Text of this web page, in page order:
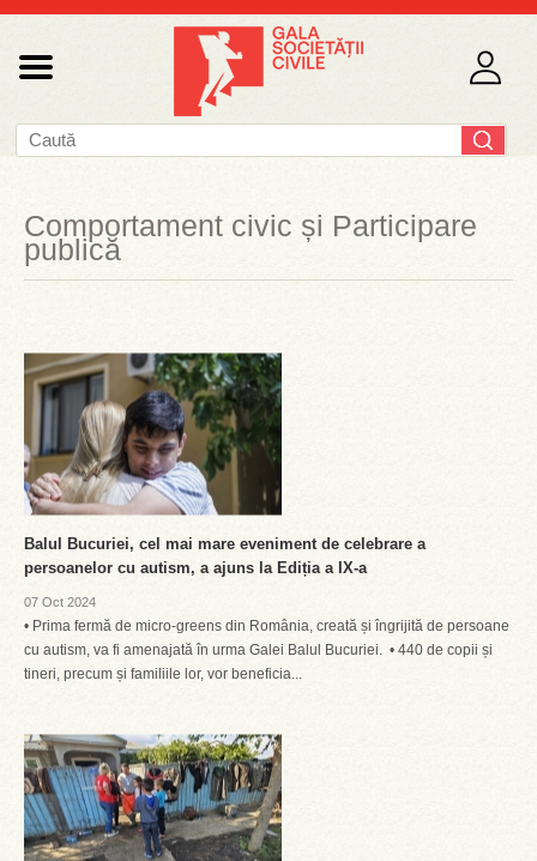
Comportament civic și Participare
publică
Balul Bucuriei, cel mai mare eveniment de celebrare a
persoanelor cu autism, a ajuns la Ediția a IX-a
07 Oct 2024
• Prima fermă de micro-greens din România, creată și îngrijită de persoane
cu autism, va fi amenajată în urma Galei Balul Bucuriei. • 440 de copii și
tineri, precum și familiile lor, vor beneficia...